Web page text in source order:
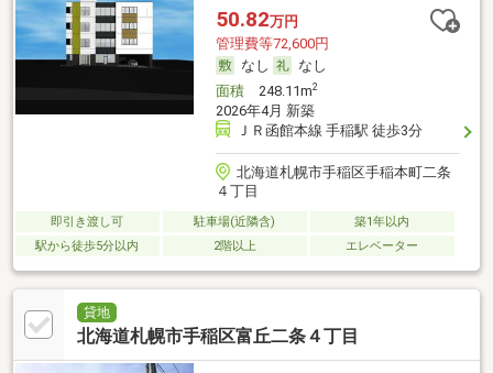
50.82万円
管理費等72,600円
なし
なし
面積248.11m2
2026年4月 新築
ＪＲ函館本線 手稲駅 徒歩3分
北海道札幌市手稲区手稲本町二条
４丁目
即引き渡し可 駐車場(近隣含)
築1年以内
駅から徒歩5分以内
2階以上 エレベーター
貸地
北海道札幌市手稲区富丘二条４丁目